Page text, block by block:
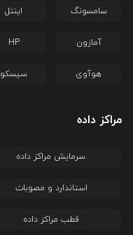
سامسونگ اینتل
آمازون HP
هوآوی سیسکو
مراکز داده
سرمایش مراکز داده
استاندارد و مصوبات
قطب مراکز داده